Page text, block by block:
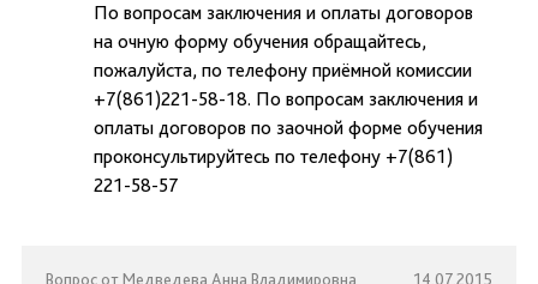
По вопросам заключения и оплаты договоров
на очную форму обучения обращайтесь,
пожалуйста, по телефону приёмной комиссии
+7(861)221-58-18. По вопросам заключения и
оплаты договоров по заочной форме обучения
проконсультируйтесь по телефону +7(861)
221-58-57
Вопрос от Медведева Анна Владимировна 14.07.2015